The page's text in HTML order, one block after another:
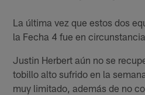
La última vez que estos dos
la Fecha 4 fue en
Justin Herbert aún no se
tobillo alto sufrido en la
muy limitado, además de no